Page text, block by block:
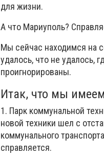
для жизни.
А что Мариуполь?
Мы сейчас находимся на
удалось, что не удалось,
проигнорированы.
Итак, что мы
1. Парк коммунальной
новой техники шел с
коммунального
справляется.